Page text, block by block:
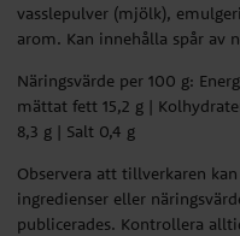
vasslepulver (mjölk),
arom. Kan innehålla spår av
Näringsvärde per 100 g:
mättat fett 15,2 g |
8,3 g | Salt 0,4 g
Observera att tillverkaren
ingredienser eller
publicerades. Kontrollera